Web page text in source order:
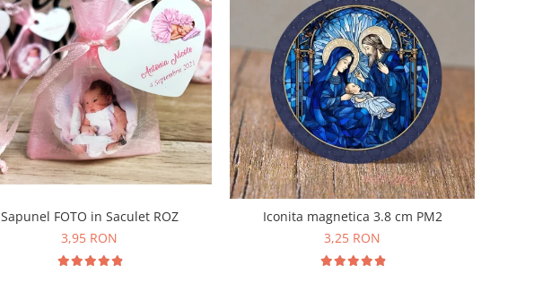
Sapunel FOTO in Saculet ROZ
3,95 RON
Iconita magnetica 3.8 cm PM2
3,25 RON